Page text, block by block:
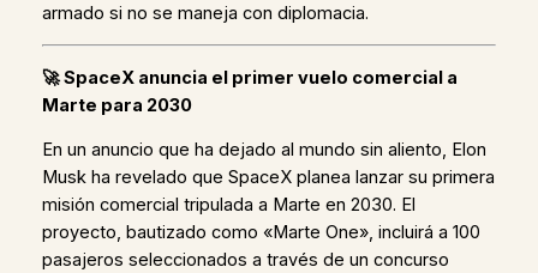
armado si no se maneja con diplomacia.
🚀SpaceX anuncia el primer vuelo comercial a
Marte para 2030
En un anuncio que ha dejado al mundo sin aliento, Elon
Musk ha revelado que SpaceX planea lanzar su primera
misión comercial tripulada a Marte en 2030. El
proyecto, bautizado como «Marte One», incluirá a 100
pasajeros seleccionados a través de un concurso